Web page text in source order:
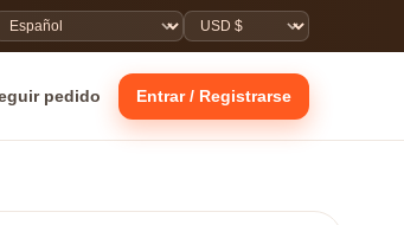
pedido Entrar / Registrarse